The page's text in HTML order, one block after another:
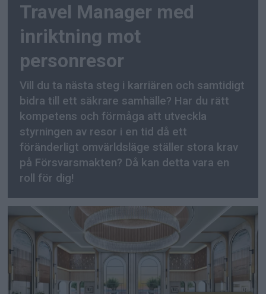
Travel Manager med
inriktning mot
personresor
Vill du ta nästa steg i karriären och samtidigt
bidra till ett säkrare samhälle? Har du rätt
kompetens och förmåga att utveckla
styrningen av resor i en tid då ett
föränderligt omvärldsläge ställer stora krav
på Försvarsmakten? Då kan detta vara en
roll för dig!